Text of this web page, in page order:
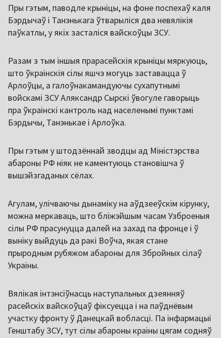
Пры гэтым, паводле крыніцы, на фоне поспехаў каля
Бэрдычаў і Танэнькага ўтварыліся два невялікія
паўкатлы, у якіх засталіся вайскоўцы ЗСУ.
Разам з тым іншыя прарасейскія крыніцы мяркуюць,
што ўкраінскія сілы яшчэ могуць заставацца ў
Арлоўцы, а галоўнакамандуючы сухапутнымі
войскамі ЗСУ Аляксандр Сырскі ўвогуле гаворыць
пра ўкраінскі кантроль над населенымі пунктамі
Бэрдычы, Танэнькае і Арлоўка.
Пры гэтым у штодзённай зводцы ад Міністэрства
абароны РФ ніяк не каментуюць становішча ў
вышэйзгаданых сёлах.
Агулам, улічваючы дынаміку на аўдзееўскім кірунку,
можна меркаваць, што бліжэйшым часам Узброеныя
сілы РФ прасунуцца далей на захад па фронце і ў
выніку выйдуць да ракі Воўча, якая стане
прыродным рубяжом абароны для Збройных сілаў
Украіны.
Вялікая інтэнсіўнасць наступальных дзеянняў
расейскіх вайскоўцаў фіксуецца і на паўднёвым
участку фронту ў Данецкай вобласці. Па інфармацыі
Генштабу ЗСУ, тут сілы абароны краіны цягам содняў